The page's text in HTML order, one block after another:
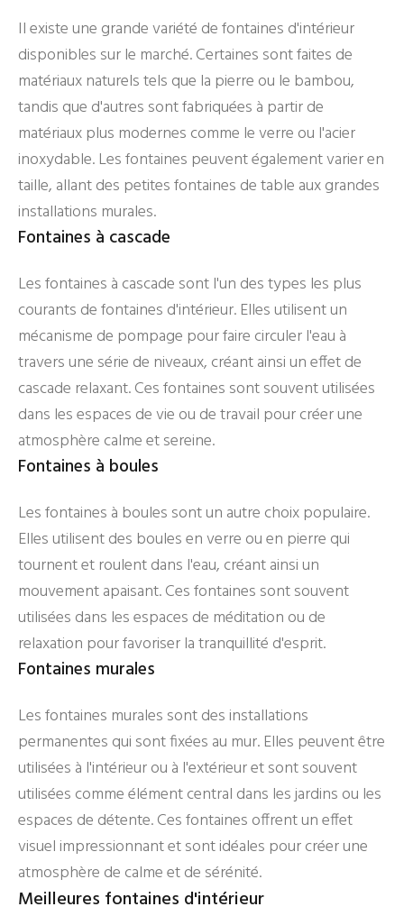
Il existe une grande variété de fontaines d'intérieur
disponibles sur le marché. Certaines sont faites de
matériaux naturels tels que la pierre ou le bambou,
tandis que d'autres sont fabriquées à partir de
matériaux plus modernes comme le verre ou l'acier
inoxydable. Les fontaines peuvent également varier en
taille, allant des petites fontaines de table aux grandes
installations murales.
Fontaines à cascade
Les fontaines à cascade sont l'un des types les plus
courants de fontaines d'intérieur. Elles utilisent un
mécanisme de pompage pour faire circuler l'eau à
travers une série de niveaux, créant ainsi un effet de
cascade relaxant. Ces fontaines sont souvent utilisées
dans les espaces de vie ou de travail pour créer une
atmosphère calme et sereine.
Fontaines à boules
Les fontaines à boules sont un autre choix populaire.
Elles utilisent des boules en verre ou en pierre qui
tournent et roulent dans l'eau, créant ainsi un
mouvement apaisant. Ces fontaines sont souvent
utilisées dans les espaces de méditation ou de
relaxation pour favoriser la tranquillité d'esprit.
Fontaines murales
Les fontaines murales sont des installations
permanentes qui sont fixées au mur. Elles peuvent être
utilisées à l'intérieur ou à l'extérieur et sont souvent
utilisées comme élément central dans les jardins ou les
espaces de détente. Ces fontaines offrent un effet
visuel impressionnant et sont idéales pour créer une
atmosphère de calme et de sérénité.
Meilleures fontaines d'intérieur